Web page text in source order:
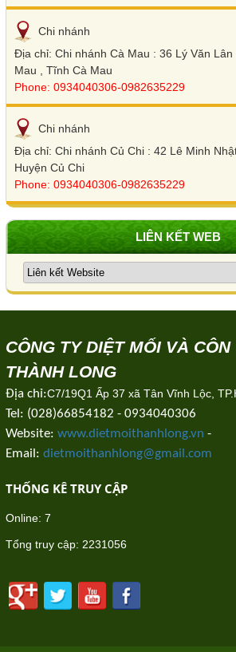
Chi nhánh
Địa chỉ: Chi nhánh Cà Mau : 36 Lý Văn
Mau , Tĩnh Cà Mau
Phone: 0934040306-0982635229
Chi nhánh
Địa chỉ: Chi nhánh Củ Chi : 42 Lê Minh
Huyện Củ Chi
Phone: 0934040306-0982635229
LIÊN KẾT WEB
CÔNG TY DIỆT MỐI VÀ CÔN
THÀNH LONG
Địa chỉ:C7/19Q1 Ấp 37 xã Tân Vĩnh Lộc,
Tel: (028)66854182 - 0934040306
Website: www.dietmoithanhlong.vn -
Email: dietmoithanhlong@gmail.com
THỐNG KÊ TRUY CẬP
Online: 7
Tổng truy cập: 2231056